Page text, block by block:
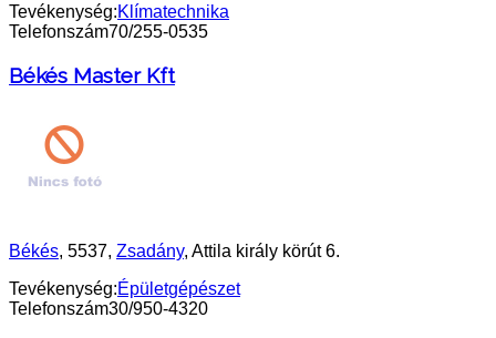
Tevékenység:Klímatechnika
Telefonszám70/255-0535
Békés Master Kft
Békés, 5537, Zsadány, Attila király körút 6.
Tevékenység:Épületgépészet
Telefonszám30/950-4320